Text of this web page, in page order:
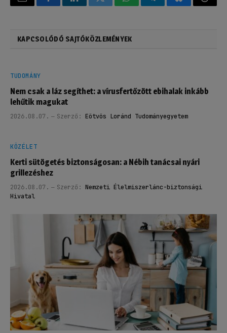
Email FacebookLinkedInTwitterWhatsAppTelegramBluesky
KAPCSOLÓDÓ SAJTÓKÖZLEMÉNYEK
TUDOMÁNY
Nem csak a láz segíthet: a vírusfertőzött ebihalak inkább
lehűtik magukat
2026.08.07. Szerző: Eötvös Loránd Tudományegyetem
KÖZÉLET
Kerti sütögetés biztonságosan: a Nébih tanácsai nyári
grillezéshez
2026.08.07. Szerző: Nemzeti Élelmiszerlánc-biztonsági
Hivatal